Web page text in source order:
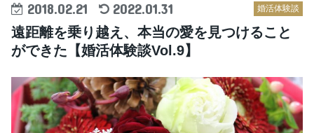
婚活体験談
2018.02.21 2022.01.31
遠距離を乗り越え、本当の愛を見つけること
ができた【婚活体験談Vol.9】